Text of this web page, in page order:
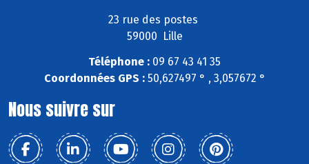
23 rue des postes
59000 Lille
Téléphone : 09 67 43 41 35
Coordonnées GPS :50,627497 ° , 3,057672 °
Nous suivre sur